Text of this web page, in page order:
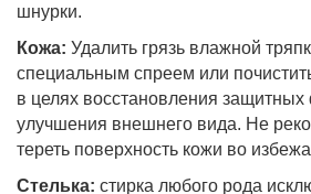
шнурки.
Кожа: Удалить грязь влажной
специальным спреем или
в целях восстановления защитных
улучшения внешнего вида. Не
тереть поверхность кожи во
Стелька: стирка любого рода